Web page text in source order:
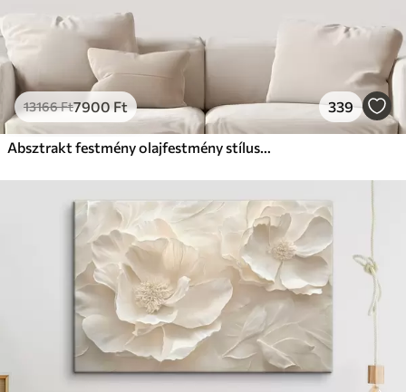
13166Ft7900Ft 339
Absztrakt festmény olajfestmény stílusban